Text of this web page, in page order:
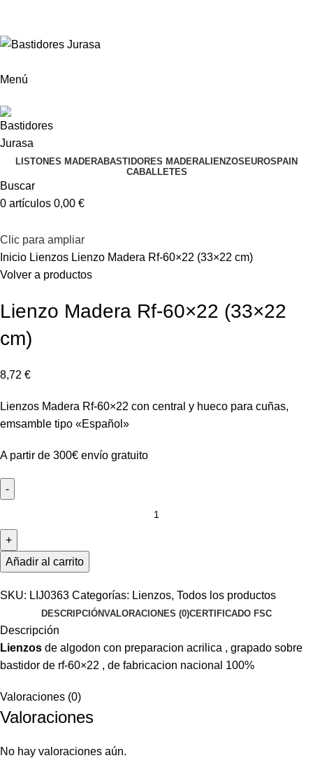
Menú
LISTONES MADERABASTIDORES MADERALIENZOS EUROSPAIN
CABALLETES
Buscar
0 artículos 0,00 €
Clic para ampliar
Inicio Lienzos Lienzo Madera Rf-60×22 (33×22 cm)
Volver a productos
Lienzo Madera Rf-60×22 (33×22
cm)
8,72 €
Lienzos Madera Rf-60×22 con central y hueco para cuñas,
emsamble tipo «Español»
A partir de 300€ envío gratuito
Rf-
60x22
cm)
cantidad
Añadir al carrito
SKU: LIJ0363 Categorías: Lienzos, Todos los productos
DESCRIPCIÓNVALORACIONES (0)CERTIFICADO FSC
Descripción
Lienzos de algodon con preparacion acrilica , grapado sobre
bastidor de rf-60×22 , de fabricacion nacional 100%
Valoraciones (0)
Valoraciones
No hay valoraciones aún.